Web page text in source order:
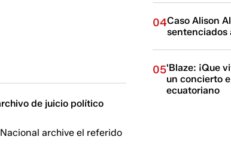
de juicio político
archive el referido
04Caso Alison
sentenciados
05'Blaze: ¡Que
un concierto
ecuatoriano